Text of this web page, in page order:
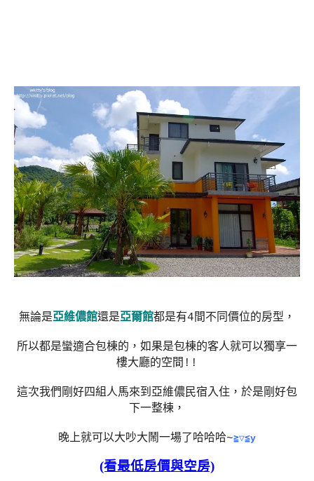
無論是亞維儂館還是亞爾館都是有4間不同價位的房型，
所以都是蠻適合包棟的，如果是包棟的客人就可以獨享一
樓大廳的空間!!
這次我們剛好四組人馬來到亞維儂民宿入住，於是剛好包
下一整棟，
晚上就可以大吵大鬧一場了哈哈哈~≧▽≦y
(看最低房價與空房)